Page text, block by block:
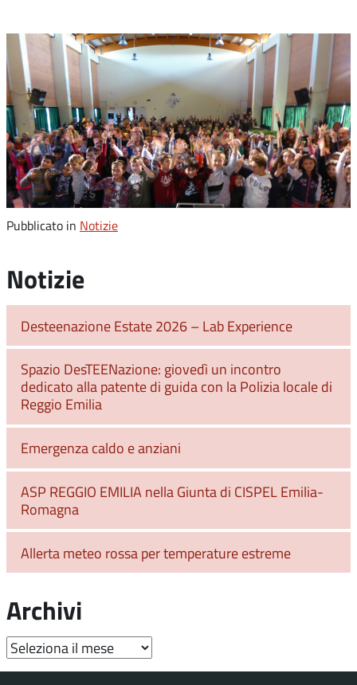
Pubblicato in Notizie
Notizie
Desteenazione Estate 2026 – Lab Experience
Spazio DesTEENazione: giovedì un incontro
dedicato alla patente di guida con la Polizia locale di
Reggio Emilia
Emergenza caldo e anziani
ASP REGGIO EMILIA nella Giunta di CISPEL Emilia-
Romagna
Allerta meteo rossa per temperature estreme
Archivi
Archivi